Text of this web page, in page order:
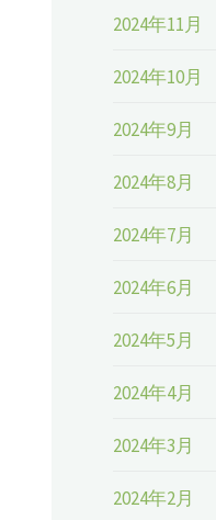
2024年11月
2024年10月
2024年9月
2024年8月
2024年7月
2024年6月
2024年5月
2024年4月
2024年3月
2024年2月